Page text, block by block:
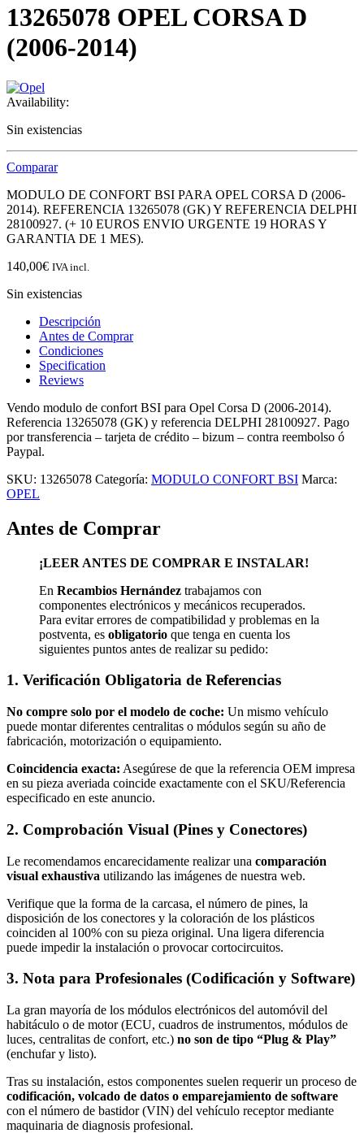
13265078 OPEL CORSA D
(2006-2014)
Availability:
Sin existencias
Comparar
MODULO DE CONFORT BSI PARA OPEL CORSA D (2006-
2014). REFERENCIA 13265078 (GK) Y REFERENCIA DELPHI
28100927. (+ 10 EUROS ENVIO URGENTE 19 HORAS Y
GARANTIA DE 1 MES).
140,00€ IVA incl.
Sin existencias
Descripción
Antes de Comprar
Condiciones
Specification
Reviews
Vendo modulo de confort BSI para Opel Corsa D (2006-2014).
Referencia 13265078 (GK) y referencia DELPHI 28100927. Pago
por transferencia – tarjeta de crédito – bizum – contra reembolso ó
Paypal.
SKU: 13265078 Categoría: MODULO CONFORT BSI Marca:
OPEL
Antes de Comprar
¡LEER ANTES DE COMPRAR E INSTALAR!
En Recambios Hernández trabajamos con
componentes electrónicos y mecánicos recuperados.
Para evitar errores de compatibilidad y problemas en la
postventa, es obligatorio que tenga en cuenta los
siguientes puntos antes de realizar su pedido:
1. Verificación Obligatoria de Referencias
No compre solo por el modelo de coche: Un mismo vehículo
puede montar diferentes centralitas o módulos según su año de
fabricación, motorización o equipamiento.
Coincidencia exacta: Asegúrese de que la referencia OEM impresa
en su pieza averiada coincide exactamente con el SKU/Referencia
especificado en este anuncio.
2. Comprobación Visual (Pines y Conectores)
Le recomendamos encarecidamente realizar una comparación
visual exhaustiva utilizando las imágenes de nuestra web.
Verifique que la forma de la carcasa, el número de pines, la
disposición de los conectores y la coloración de los plásticos
coinciden al 100% con su pieza original. Una ligera diferencia
puede impedir la instalación o provocar cortocircuitos.
3. Nota para Profesionales (Codificación y Software)
La gran mayoría de los módulos electrónicos del automóvil del
habitáculo o de motor (ECU, cuadros de instrumentos, módulos de
luces, centralitas de confort, etc.) no son de tipo “Plug & Play”
(enchufar y listo).
Tras su instalación, estos componentes suelen requerir un proceso de
codificación, volcado de datos o emparejamiento de software
con el número de bastidor (VIN) del vehículo receptor mediante
maquinaria de diagnosis profesional.